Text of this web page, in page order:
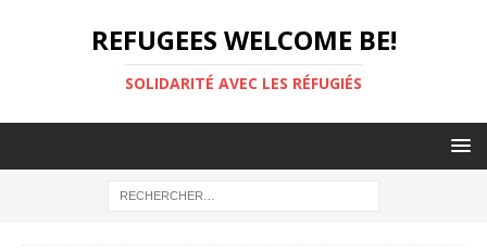
REFUGEES WELCOME BE!
SOLIDARITÉ AVEC LES RÉFUGIÉS